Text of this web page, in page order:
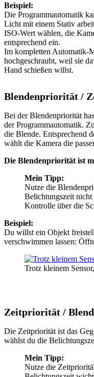
Beispiel:
Die Programmautomatik
Licht mit einem Stativ
ISO-Wert wählen, die
entsprechend ein.
Im kompletten Automatik-
hochgeschraubt, weil sie
Hand schießen willst.
Blendenpriorität /
Bei der Blendenpriorität
der Programmautomatik.
die Blende. Entsprechend
wählt die Kamera die
Die Blendenpriorität ist
Mein Tipp:
Nutze die
Belichtungszeit
Kontrolle über die
Beispiel:
Du willst ein Objekt
verschwimmen lassen:
Trotz kleinem
Zeitpriorität /
Die Zeitpriorität ist das
wählst du die
Mein Tipp:
Nutze die